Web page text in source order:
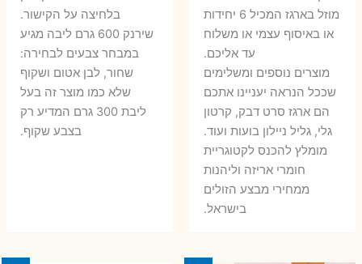
מוזל בארגז המכיל 6 יחידות
או באיסוף עצמי או משלוח
עד אליכם.
מוצרים נוספים ומשלימים
שככל הנראה יעניינו אתכם
הם ארגז סרט דבק, קרטון
גלי, גליל ניילון בועות ועוד.
מומלץ להכנס לקטוגריית
חומרי אריזה וליהנות
ממחירי מבצע הזולים
בישראל.
בלחיצה על הקישור.
שירנק 600 גרם ליבה מגיע
במבחר צבעים לבחירה:
שחור, לבן אטום ושקוף
שלא כמו מוצר זה בעל
ליבת 300 גרם המדיע רק
בצבע שקוף.